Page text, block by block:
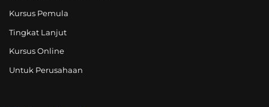
Kursus Pemula
Tingkat Lanjut
Kursus Online
Untuk Perusahaan